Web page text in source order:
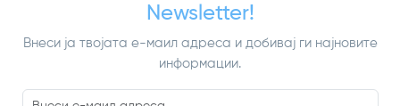
Newsletter!
Внеси ја твојата е-маил адреса и добивај ги најновите
информации.